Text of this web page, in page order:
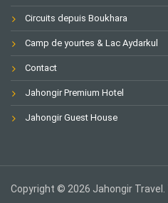
Circuits depuis Boukhara
Camp de yourtes & Lac Aydarkul
Contact
Jahongir Premium Hotel
Jahongir Guest House
Copyright © 2026 Jahongir